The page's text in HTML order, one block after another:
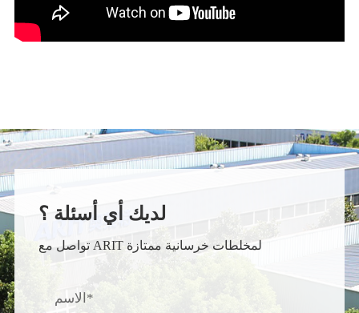
لديك أي أسئلة ؟
تواصل مع ARIT لمخلطات خرسانية ممتازة